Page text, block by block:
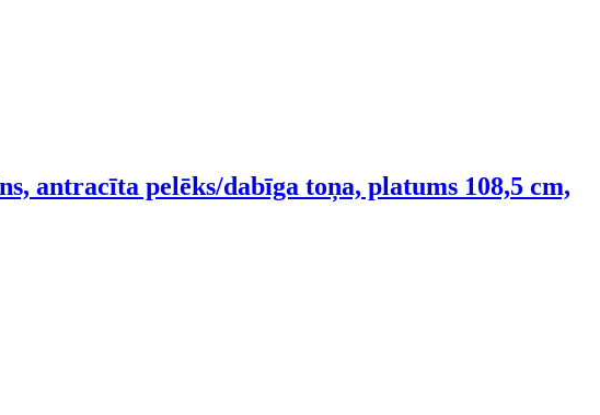
antracīta pelēks/dabīga toņa, platums 108,5 cm,